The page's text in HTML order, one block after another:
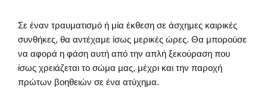
Σε έναν τραυματισμό ή μία έκθεση σε άσχημες καιρικές
συνθήκες, θα αντέχαμε ίσως μερικές ώρες. Θα μπορούσε
να αφορά η φάση αυτή από την απλή ξεκούραση που
ίσως χρειάζεται το σώμα μας, μέχρι και την παροχή
πρώτων βοηθειών σε ένα ατύχημα.